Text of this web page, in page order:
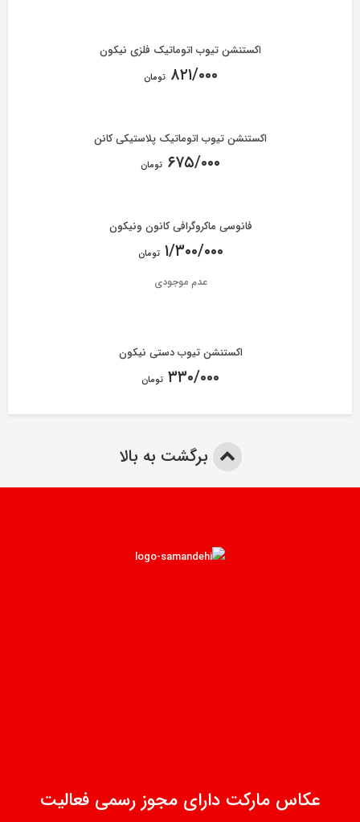
اکستنشن تیوب اتوماتیک فلزی نیکون
۸۲۱/۰۰۰ تومان
اکستنشن تیوب اتوماتیک پلاستیکی کانن
۶۷۵/۰۰۰ تومان
فانوسی ماکروگرافی کانون ونیکون
۱/۳۰۰/۰۰۰ تومان
عدم موجودی
اکستنشن تیوب دستی نیکون
۳۳۰/۰۰۰ تومان
برگشت به بالا
عکاس مارکت دارای مجوز رسمی فعالیت